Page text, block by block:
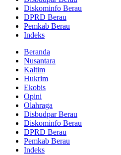
Diskominfo Berau
DPRD Berau
Pemkab Berau
Indeks
Beranda
Nusantara
Kaltim
Hukrim
Ekobis
Opini
Olahraga
Disbudpar Berau
Diskominfo Berau
DPRD Berau
Pemkab Berau
Indeks